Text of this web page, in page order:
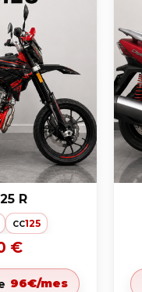
R
CC125
€
96€/mes